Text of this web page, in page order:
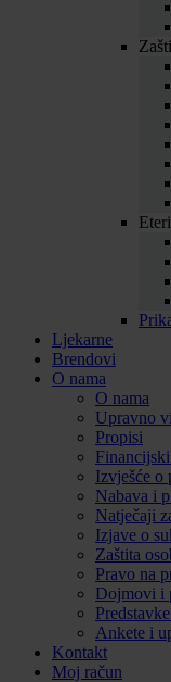
Ljekarne
Brendovi
O nama
O nama
Upravno
Propisi
Izvješće o
Nabava i
Natječaji
Izjave o
Zaštita
Pravo na
Dojmovi i
Ankete i
Kontakt
Moj račun